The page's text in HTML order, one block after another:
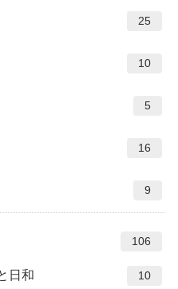
25
10
5
16
9
106
日和 10